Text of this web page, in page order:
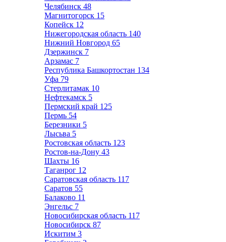
Челябинск 48
Магнитогорск 15
Копейск 12
Нижегородская область 140
Нижний Новгород 65
Дзержинск 7
Арзамас 7
Республика Башкортостан 134
Уфа 79
Стерлитамак 10
Нефтекамск 5
Пермский край 125
Пермь 54
Березники 5
Лысьва 5
Ростовская область 123
Ростов-на-Дону 43
Шахты 16
Таганрог 12
Саратовская область 117
Саратов 55
Балаково 11
Энгельс 7
Новосибирская область 117
Новосибирск 87
Искитим 3